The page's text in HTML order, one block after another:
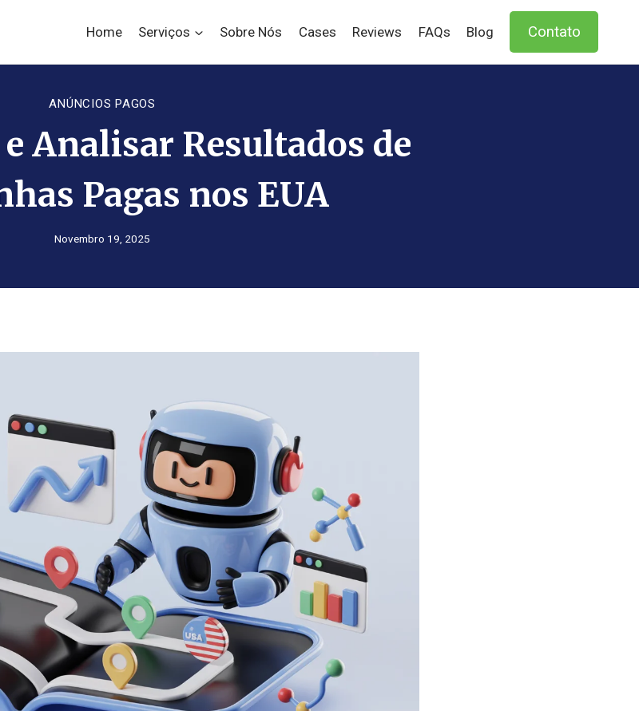
Home Serviços Sobre Nós Cases Reviews FAQs Blog Contato
ANÚNCIOS PAGOS
Analisar Resultados de
Pagas nos EUA
Novembro 19, 2025